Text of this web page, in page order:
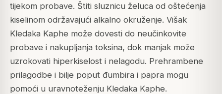
tijekom probave. Štiti sluznicu želuca od oštećenja
kiselinom održavajući alkalno okruženje. Višak
Kledaka Kaphe može dovesti do neučinkovite
probave i nakupljanja toksina, dok manjak može
uzrokovati hiperkiselost i nelagodu. Prehrambene
prilagodbe i bilje poput đumbira i papra mogu
pomoći u uravnoteženju Kledaka Kaphe.